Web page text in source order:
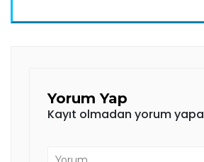
Yorum Yap
Kayıt olmadan yorum